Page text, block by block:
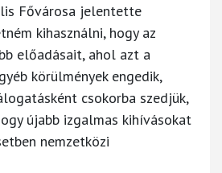
Fővárosa jelentette
kihasználni, hogy az
előadásait, ahol azt a
körülmények engedik,
csokorba szedjük,
újabb izgalmas kihívásokat
nemzetközi